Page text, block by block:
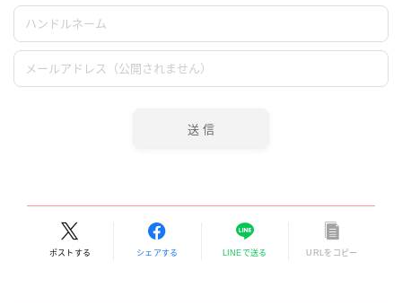
ポストする シェアする LINEで送る URLをコピー